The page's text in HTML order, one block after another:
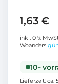
1,63 €
inkl. 0 %
Woanders
10+
Lieferzeit: ca.